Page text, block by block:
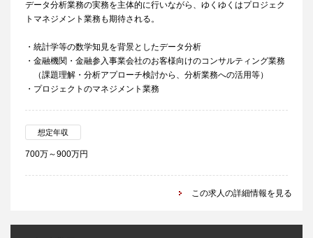
データ分析業務の実務を主体的に行いながら、ゆくゆくはプロジェク
トマネジメント業務も期待される。
・統計学等の数学知見を背景としたデータ分析
・金融機関・金融参入事業会社のお客様向けのコンサルティング業務
（課題理解・分析アプローチ検討から、分析業務への活用等）
・プロジェクトのマネジメント業務
想定年収
700万～900万円
この求人の詳細情報を見る